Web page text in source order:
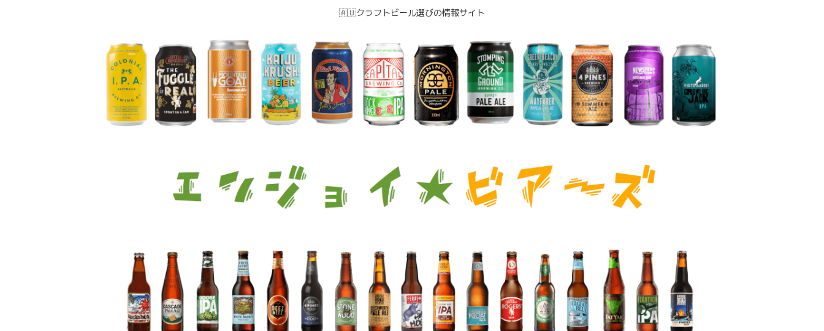
🇦🇺クラフトビール選びの情報サイト